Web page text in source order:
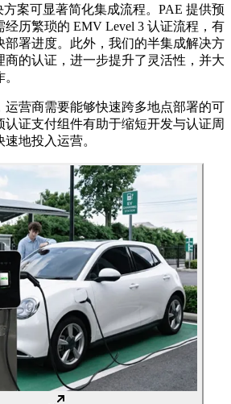
方案可显著简化集成流程。PAE 提供预
历繁琐的 EMV Level 3 认证流程，有
部署进度。此外，我们的半集成解决方
商的认证，进一步提升了灵活性，并大
运营商需要能够快速跨多地点部署的可
证支付组件有助于缩短开发与认证周
地投入运营。